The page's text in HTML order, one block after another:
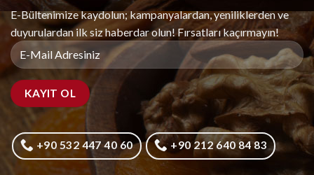
E-Bültenimize kaydolun; kampanyalardan, yeniliklerden ve
duyurulardan ilk siz haberdar olun! Fırsatları kaçırmayın!
+90 532 447 40 60 +90 212 640 84 83